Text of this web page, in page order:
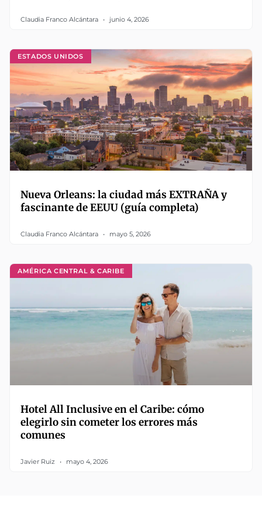
Claudia Franco Alcántara junio 4, 2026
ESTADOS UNIDOS
Nueva Orleans: la ciudad más EXTRAÑA y
fascinante de EEUU (guía completa)
Claudia Franco Alcántara mayo 5, 2026
AMÉRICA CENTRAL & CARIBE
Hotel All Inclusive en el Caribe: cómo
elegirlo sin cometer los errores más
comunes
Javier Ruiz mayo 4, 2026